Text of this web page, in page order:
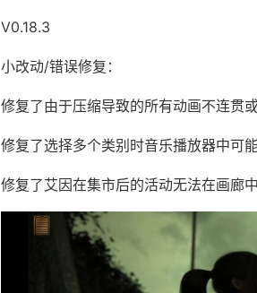
V0.18.3
小改动/错误修复：
修复了由于压缩导致的所有动画不连贯
修复了选择多个类别时音乐播放器中可
修复了艾因在集市后的活动无法在画廊中